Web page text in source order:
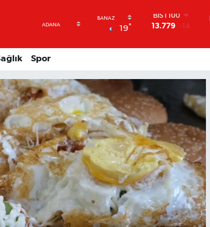
19°
BITCOIN
64.960,21
0.87
64,4811
0.38
GRAM ALTIN
6660.55
0.03
BİST100
13.779 -14
Spor